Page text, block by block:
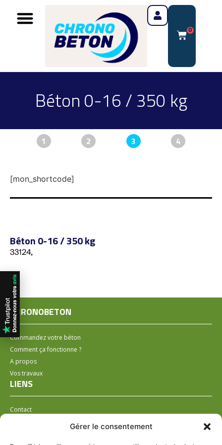
Gérer le consentement
0
Béton 0-16 / 350 kg
1 2 3 4
[mon_shortcode]
Béton 0-16 / 350 kg
33124,
CHRONOBETON
Commandez votre béton
Comment ça fonctionne ?
A propos
Vos travaux
LIENS
Contact